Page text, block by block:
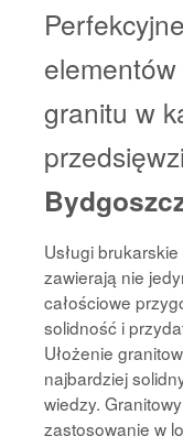
granitu w
Usługi
zawierają nie
całościowe
solidność i
Ułożenie
najbardziej
wiedzy.
zastosowanie w